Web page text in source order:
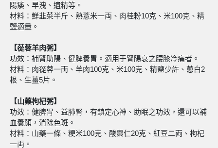
陽痿、早洩、遺精等。
材料：鮮韭菜半斤、熟薏米一両、肉桂粉10克、米100克、精
鹽適量。
【蓯蓉羊肉粥】
功效：補腎助陽、健脾養胃。適用于腎陽衰之腰膝冷痛者。
材料：肉蓯蓉一両、羊肉100克、米100克、精鹽少許、蔥白2
根、生薑5片。
【山藥枸杞粥】
功效：健脾胃、益肺腎，有鎮定心神、助眠之功效，還可以補
血養顏，消除色斑。
材料：山藥一條、粳米100克、酸棗仁20克、紅豆二両、枸杞
一両。